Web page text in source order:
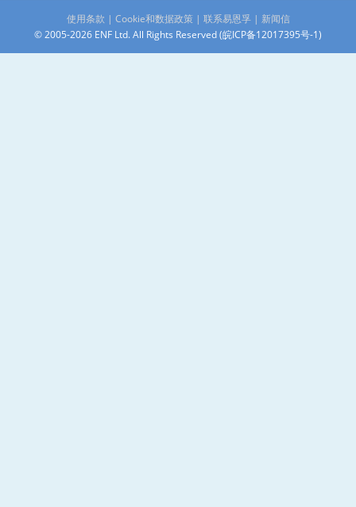
使用条款| Cookie和数据政策| 联系易恩孚 | 新闻信
© 2005-2026 ENF Ltd. All Rights Reserved (皖ICP备12017395号-1)